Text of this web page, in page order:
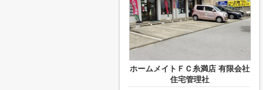
ホームメイトＦＣ糸満店 有限会社
住宅管理社